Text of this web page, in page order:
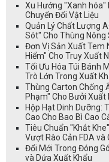
Xu Hướng "Xanh hóa"
Chuyển Đổi Vật Liệu
Quản Lý Chất Lượng
Sót" Cho Thùng Nông
Đơn Vị Sản Xuất Tem
Hiểm" Cho Truy Xuất
Tối Ưu Hóa Túi Bánh
Trò Lớn Trong Xuất
Thùng Carton Chống
Phạm" Cho Bưởi Xuất
Hộp Hạt Dinh Dưỡng:
Cao Cho Bao Bì Cao
Tiêu Chuẩn "Khắt
Vượt Rào Cản FDA và
Đổi Mới Trong Đóng
và Dứa Xuất Khẩu